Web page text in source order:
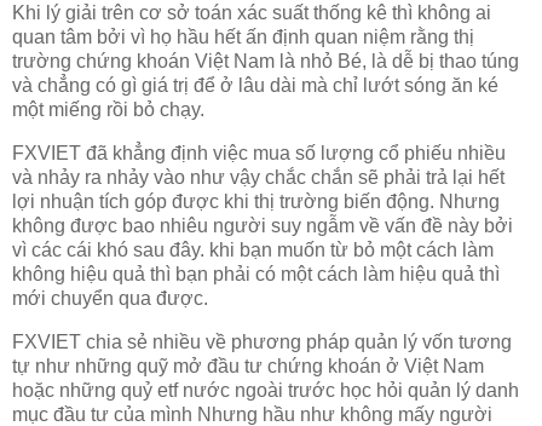
Khi lý giải trên cơ sở toán xác suất thống kê thì không ai
quan tâm bởi vì họ hầu hết ấn định quan niệm rằng thị
trường chứng khoán Việt Nam là nhỏ Bé, là dễ bị thao túng
và chẳng có gì giá trị để ở lâu dài mà chỉ lướt sóng ăn ké
một miếng rồi bỏ chạy.
FXVIET đã khẳng định việc mua số lượng cổ phiếu nhiều
và nhảy ra nhảy vào như vậy chắc chắn sẽ phải trả lại hết
lợi nhuận tích góp được khi thị trường biến động. Nhưng
không được bao nhiêu người suy ngẫm về vấn đề này bởi
vì các cái khó sau đây. khi bạn muốn từ bỏ một cách làm
không hiệu quả thì bạn phải có một cách làm hiệu quả thì
mới chuyển qua được.
FXVIET chia sẻ nhiều về phương pháp quản lý vốn tương
tự như những quỹ mở đầu tư chứng khoán ở Việt Nam
hoặc những quỷ etf nước ngoài trước học hỏi quản lý danh
mục đầu tư của mình Nhưng hầu như không mấy người